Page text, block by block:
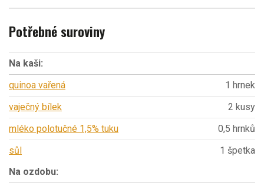
Potřebné suroviny
Na kaši:
quinoa vařená
1 hrnek
vaječný bílek
2 kusy
mléko polotučné 1,5% tuku
0,5 hrnků
sůl
1 špetka
Na ozdobu: